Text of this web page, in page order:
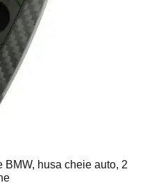
husa cheie auto, 2